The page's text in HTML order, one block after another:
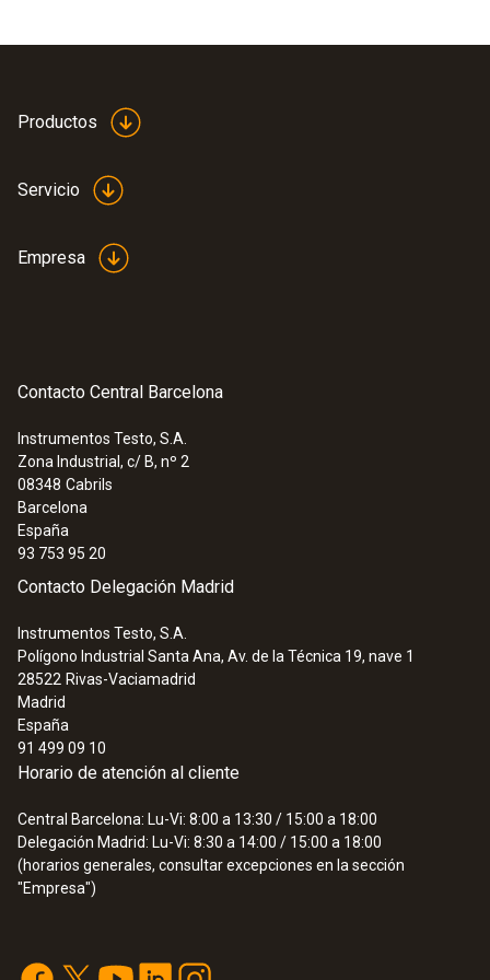
Productos
Servicio
Empresa
Contacto Central Barcelona
Instrumentos Testo, S.A.
Zona Industrial, c/ B, nº 2
08348 Cabrils
Barcelona
España
93 753 95 20
Contacto Delegación Madrid
Instrumentos Testo, S.A.
Polígono Industrial Santa Ana, Av. de la Técnica 19, nave 1
28522 Rivas-Vaciamadrid
Madrid
España
91 499 09 10
Horario de atención al cliente
Central Barcelona: Lu-Vi: 8:00 a 13:30 / 15:00 a 18:00
Delegación Madrid: Lu-Vi: 8:30 a 14:00 / 15:00 a 18:00
(horarios generales, consultar excepciones en la sección
"Empresa")